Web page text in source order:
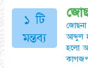
১ টি
মন্তব্য
আব্দুল
হলো